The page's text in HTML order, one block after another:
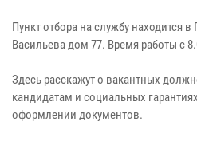
Пункт отбора на службу находится
Васильева дом 77. Время работы с
Здесь расскажут о вакантных
кандидатам и социальных
оформлении документов.